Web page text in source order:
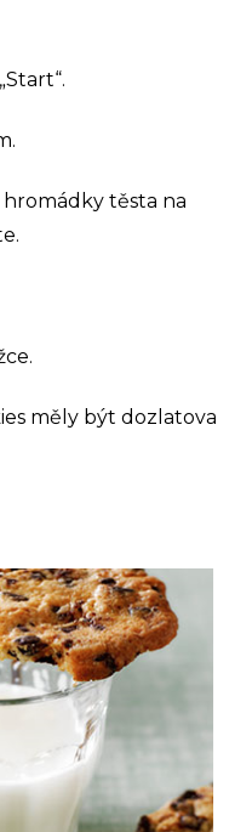
těsta na
měly být dozlatova